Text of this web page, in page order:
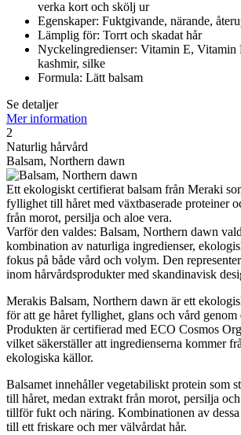
verka kort och skölj ur
Egenskaper: Fuktgivande, närande,
Lämplig för: Torrt och skadat hår
Nyckelingredienser: Vitamin E, Vitamin
kashmir, silke
Formula: Lätt balsam
Se detaljer
Mer information
2
Naturlig hårvård
Balsam, Northern dawn
Ett ekologiskt certifierat balsam från Meraki
fyllighet till håret med växtbaserade proteiner
från morot, persilja och aloe vera.
Varför den valdes: Balsam, Northern dawn
kombination av naturliga ingredienser,
fokus på både vård och volym. Den
inom hårvårdsprodukter med skandinavisk
Merakis Balsam, Northern dawn är ett
för att ge håret fyllighet, glans och vård
Produkten är certifierad med ECO Cosmos
vilket säkerställer att ingredienserna kommer
ekologiska källor.
Balsamet innehåller vegetabiliskt protein som
till håret, medan extrakt från morot, persilja
tillför fukt och näring. Kombinationen av
till ett friskare och mer välvårdat hår.